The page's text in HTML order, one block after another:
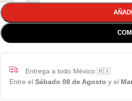
Entrega a todo México 🇲🇽
Entre el Sábado 08 de Agosto y el